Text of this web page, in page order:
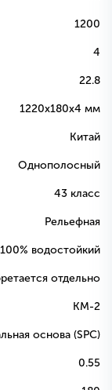
1200
4
22.8
1220х180х4 мм
Китай
Однополосный
43 класс
Рельефная
100% водостойкий
отдельно
КМ-2
основа (SPC)
0.55